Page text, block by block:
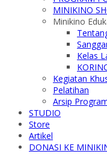
MINIKINO
Minikino
Kelas
Kegiatan
Pelatihan
Arsip
STUDIO
Store
Artikel
DONASI KE